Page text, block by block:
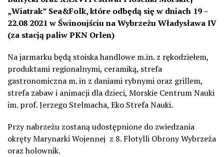
„Wiatrak” Sea&Folk, które odbędą się w dniach 19 –
22.08 2021 w Świnoujściu na Wybrzeżu Władysława IV
(za stacją paliw PKN Orlen)
Na jarmarku będą stoiska handlowe m.in. z rękodziełem,
produktami regionalnymi, ceramiką, strefa
gastronomiczna m. in z daniami rybnymi oraz grillem,
strefa zabaw i animacji dla dzieci, Morskie Centrum Nauki
im. prof. Jerzego Stelmacha, Eko Strefa Nauki.
Przy nabrzeżu zostaną udostępnione do zwiedzania
okręty Marynarki Wojennej z 8. Flotylli Obrony Wybrzeża
oraz holownik.